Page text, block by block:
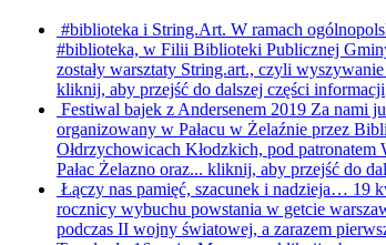
#biblioteka i String.Art. W ramach
#biblioteka, w Filii Biblioteki Publicznej
zostały warsztaty String.art., czyli
kliknij, aby przejść do dalszej części informacji
Festiwal bajek z Andersenem 2019 Za nami
organizowany w Pałacu w Żelaźnie przez
Ołdrzychowicach Kłodzkich, pod
Pałac Żelazno oraz... kliknij, aby przejść do
Łączy nas pamięć, szacunek i nadzieja… 19
rocznicy wybuchu powstania w getcie
podczas II wojny światowej, a zarazem